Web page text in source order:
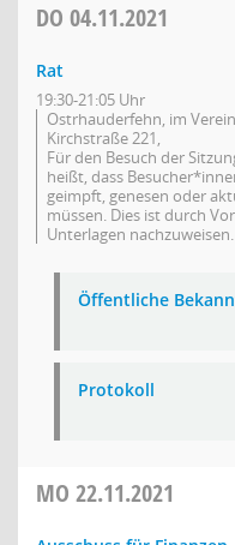
DO 04.11.2021
Rat
19:30-21:05 Uhr
Ostrhauderfehn, im
Kirchstraße 221,
Für den Besuch der
heißt, dass
geimpft, genesen oder
müssen. Dies ist durch
Unterlagen nachzuweisen.
Öffentliche
Protokoll
MO 22.11.2021